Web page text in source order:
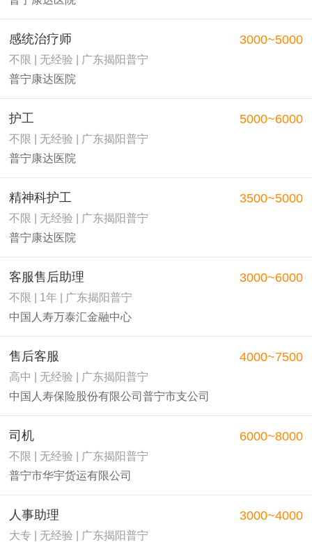
感统治疗师
不限 | 无经验 | 广东揭阳普宁
普宁康达医院
3000~5000
护工
不限 | 无经验 | 广东揭阳普宁
普宁康达医院
5000~6000
精神科护工
不限 | 无经验 | 广东揭阳普宁
普宁康达医院
3500~5000
客服售后助理
不限 | 1年 | 广东揭阳普宁
中国人寿万泰汇金融中心
3000~6000
售后客服
高中 | 无经验 | 广东揭阳普宁
中国人寿保险股份有限公司普宁市支公司
4000~7500
司机
不限 | 无经验 | 广东揭阳普宁
普宁市华宇货运有限公司
6000~8000
人事助理
大专 | 无经验 | 广东揭阳普宁
3000~4000